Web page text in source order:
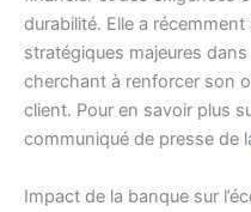
durabilité. Elle a
stratégiques majeures
cherchant à renforcer son
client. Pour en savoir plus
communiqué de presse de
Impact de la banque sur